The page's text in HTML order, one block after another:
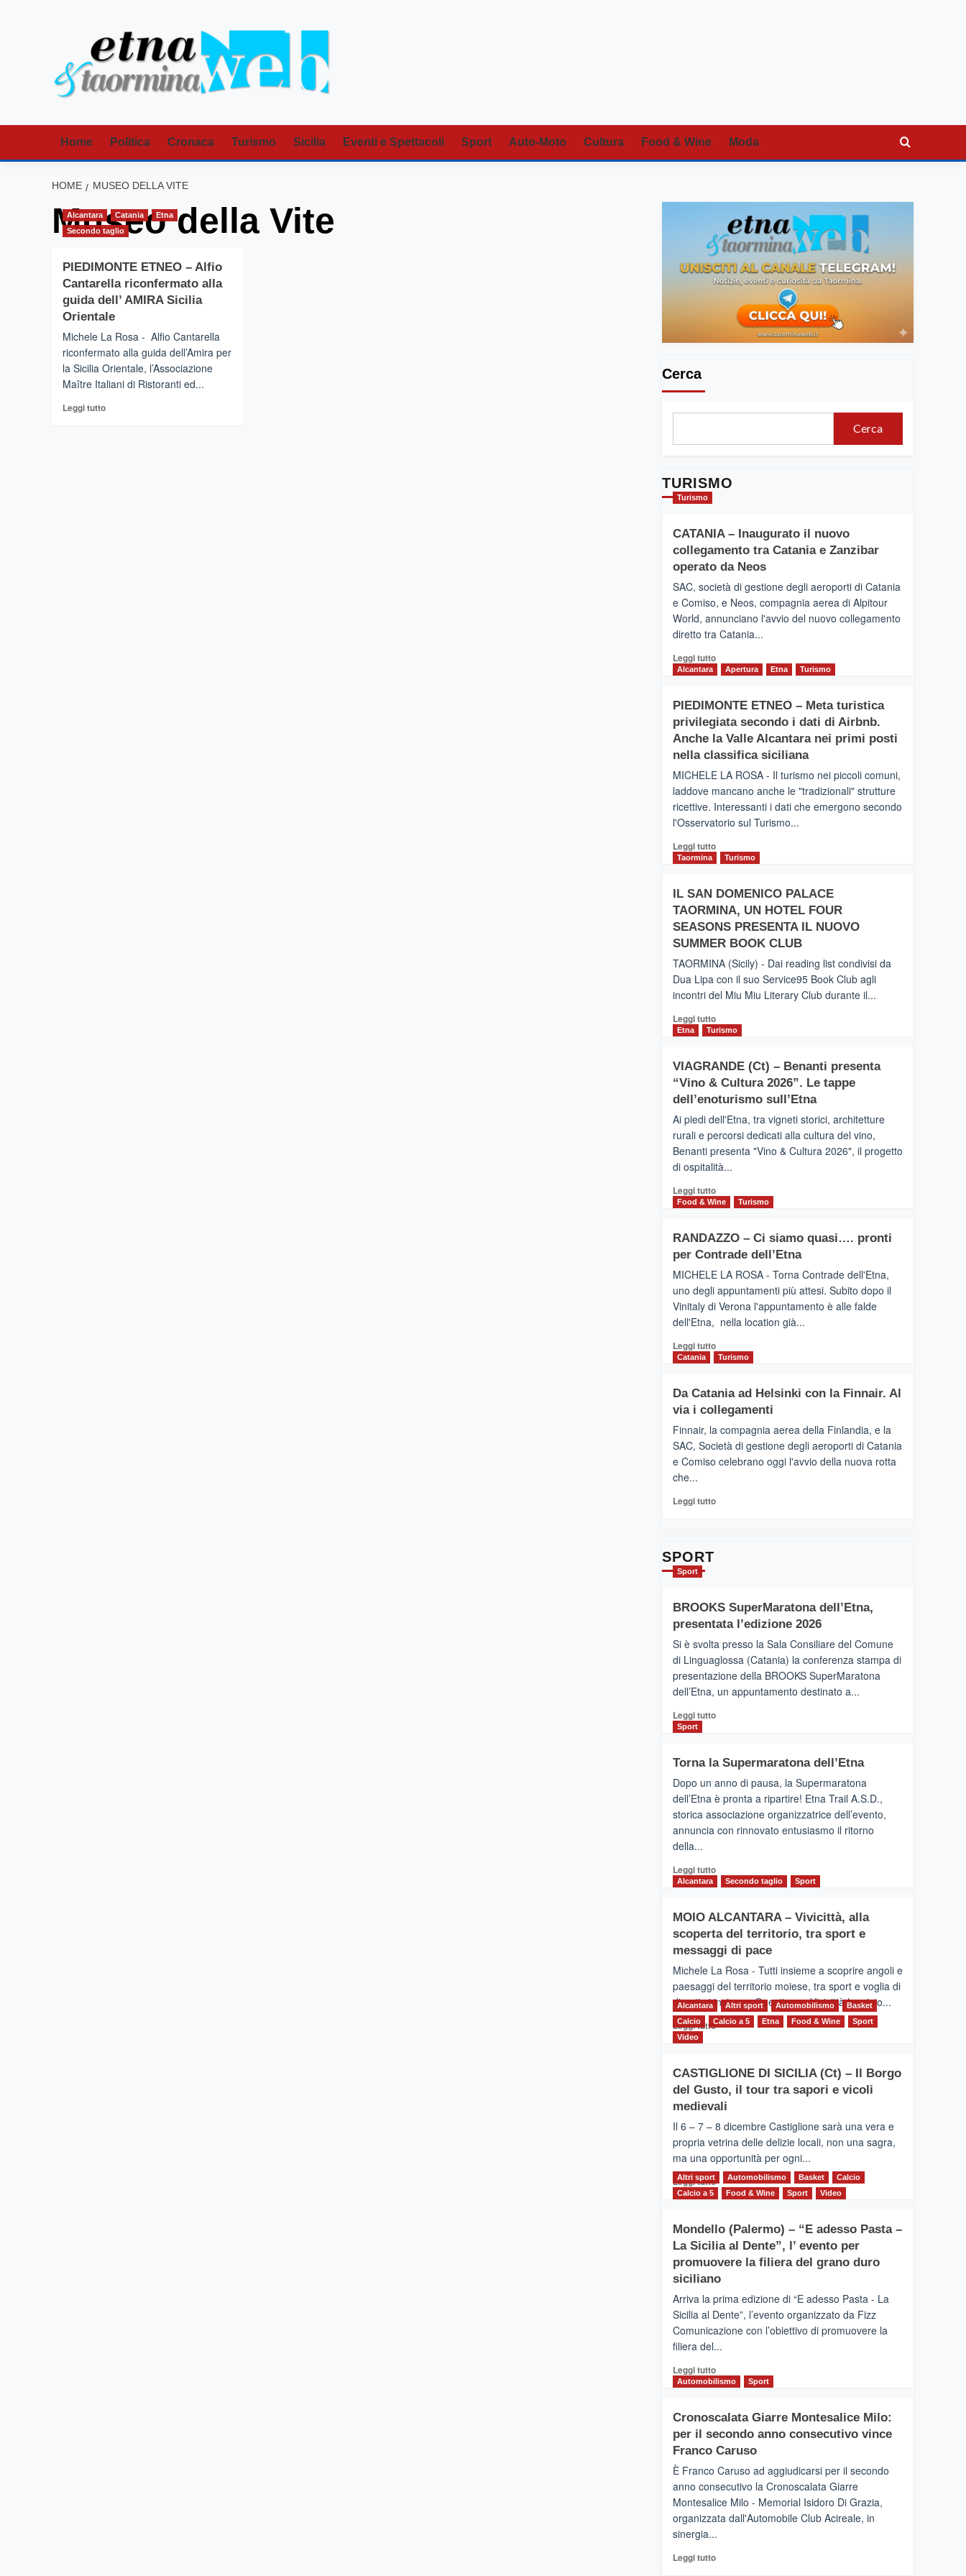
Home Politica Cronaca Turismo Sicilia Eventi e Spettacoli Sport Auto-Moto Cultura Food & Wine Moda
HOME MUSEO DELLA VITE
Museo della Vite
Alcantara Catania
Etna
Secondo taglio
PIEDIMONTE ETNEO – Alfio
Cantarella riconfermato alla
guida dell’ AMIRA Sicilia
Orientale
Michele La Rosa - Alfio Cantarella
riconfermato alla guida dell’Amira per
la Sicilia Orientale, l’Associazione
Maître Italiani di Ristoranti ed...
Leggi tuttoLeggi
Cerca
Cerca
TURISMO
Turismo
CATANIA – Inaugurato il nuovo
collegamento tra Catania e Zanzibar
operato da Neos
SAC, società di gestione degli aeroporti di Catania
e Comiso, e Neos, compagnia aerea di Alpitour
World, annunciano l'avvio del nuovo collegamento
diretto tra Catania...
Leggi tuttoLeggi
CATANIA
–
Inaugurato
il
collegamento
tra
Catania
e
operato
da
Alcantara Apertura Etna Turismo
PIEDIMONTE ETNEO – Meta turistica
privilegiata secondo i dati di Airbnb.
Anche la Valle Alcantara nei primi posti
nella classifica siciliana
MICHELE LA ROSA - Il turismo nei piccoli comuni,
laddove mancano anche le "tradizionali" strutture
ricettive. Interessanti i dati che emergono secondo
l'Osservatorio sul Turismo...
Leggi tuttoLeggi
PIEDIMONTE
ETNEO
–
Meta
privilegiata
secondo
i
di
Airbnb.
la
Valle
Alcantara
nei
primi
classifica
siciliana
Taormina Turismo
IL SAN DOMENICO PALACE
TAORMINA, UN HOTEL FOUR
SEASONS PRESENTA IL NUOVO
SUMMER BOOK CLUB
TAORMINA (Sicily) - Dai reading list condivisi da
Dua Lipa con il suo Service95 Book Club agli
incontri del Miu Miu Literary Club durante il...
Leggi tuttoLeggi
di
IL
SAN
DOMENICO
TAORMINA,
UN
HOTEL
FOUR
PRESENTA
IL
SUMMER
BOOK
CLUB
Etna Turismo
VIAGRANDE (Ct) – Benanti presenta
“Vino & Cultura 2026”. Le tappe
dell’enoturismo sull’Etna
Ai piedi dell'Etna, tra vigneti storici, architetture
rurali e percorsi dedicati alla cultura del vino,
Benanti presenta "Vino & Cultura 2026", il progetto
di ospitalità...
Leggi tuttoLeggi
di
VIAGRANDE
(Ct)
–
presenta
“Vino
&
2026”.
Le
dell’enoturismo
sull’Etna
Food & Wine Turismo
RANDAZZO – Ci siamo quasi…. pronti
per Contrade dell’Etna
MICHELE LA ROSA - Torna Contrade dell'Etna,
uno degli appuntamenti più attesi. Subito dopo il
Vinitaly di Verona l'appuntamento è alle falde
dell'Etna, nella location già...
Leggi tuttoLeggi
di
RANDAZZO
–
siamo
quasi….
pronti
dell’Etna
Catania Turismo
Da Catania ad Helsinki con la Finnair. Al
via i collegamenti
Finnair, la compagnia aerea della Finlandia, e la
SAC, Società di gestione degli aeroporti di Catania
e Comiso celebrano oggi l'avvio della nuova rotta
che...
Leggi tuttoLeggi
con
la
Al
via
i
collegamenti
SPORT
Sport
BROOKS SuperMaratona dell’Etna,
presentata l’edizione 2026
Si è svolta presso la Sala Consiliare del Comune
di Linguaglossa (Catania) la conferenza stampa di
presentazione della BROOKS SuperMaratona
dell’Etna, un appuntamento destinato a...
Leggi tuttoLeggi
BROOKS
SuperMaratona
dell’Etna,
presentata
l’edizione
2026
Sport
Torna la Supermaratona dell’Etna
Dopo un anno di pausa, la Supermaratona
dell’Etna è pronta a ripartire! Etna Trail A.S.D.,
storica associazione organizzatrice dell’evento,
annuncia con rinnovato entusiasmo il ritorno
della...
Leggi tuttoLeggi
Torna
la
Supermaratona
Alcantara Secondo taglio Sport
MOIO ALCANTARA – Vivicittà, alla
scoperta del territorio, tra sport e
messaggi di pace
Michele La Rosa - Tutti insieme a scoprire angoli e
paesaggi del territorio moiese, tra sport e voglia di
divertirsi insieme. Quest'anno Vivicittà ha visto...
Leggi tuttoLeggi
MOIO
ALCANTARA
–
alla
scoperta
del
territorio,
tra
sport
messaggi
di
Alcantara Altri sport Automobilismo
Basket
Calcio
Calcio a 5 Etna Food & Wine
Sport
Video
CASTIGLIONE DI SICILIA (Ct) – Il Borgo
del Gusto, il tour tra sapori e vicoli
medievali
Il 6 – 7 – 8 dicembre Castiglione sarà una vera e
propria vetrina delle delizie locali, non una sagra,
ma una opportunità per ogni...
Leggi tuttoLeggi
CASTIGLIONE
DI
SICILIA
(Ct)
Il
Borgo
del
tour
tra
vicoli
medievali
Altri sport Automobilismo Basket
Calcio
Calcio a 5
Food & Wine Sport Video
Mondello (Palermo) – “E adesso Pasta –
La Sicilia al Dente”, l’ evento per
promuovere la filiera del grano duro
siciliano
Arriva la prima edizione di “E adesso Pasta - La
Sicilia al Dente”, l’evento organizzato da Fizz
Comunicazione con l’obiettivo di promuovere la
filiera del...
Leggi tuttoLeggi
di
Mondello
(Palermo)
–
adesso
Pasta
–
La
Dente”,
Automobilismo Sport
Cronoscalata Giarre Montesalice Milo:
per il secondo anno consecutivo vince
Franco Caruso
È Franco Caruso ad aggiudicarsi per il secondo
anno consecutivo la Cronoscalata Giarre
Montesalice Milo - Memorial Isidoro Di Grazia,
organizzata dall'Automobile Club Acireale, in
sinergia...
Leggi tuttoLeggi